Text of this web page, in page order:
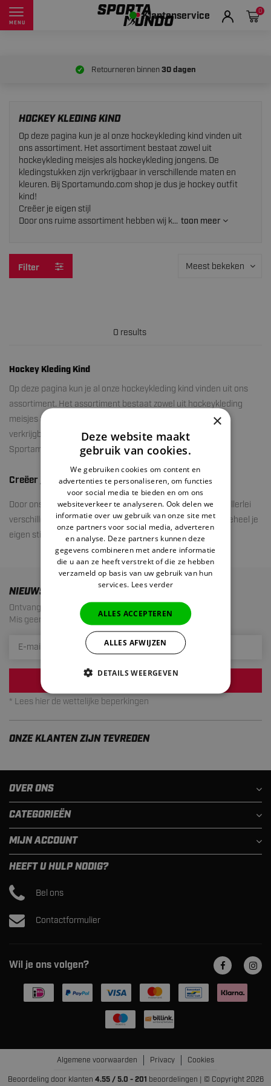
MENU Klantenservice 0
Retourneren binnen30 dagen
HOCKEY KLEDING KIND
Op deze pagina kun je al onze hockeykleding kind vinden uit
ons assortiment. Het assortiment bestaat zowel uit
hockeykleding meisjes als hockeykleding jongens. De
kledingstukken zijn verkrijgbaar in verschillende maten en
kleuren. Bij Sportamundo.com shop je dus je hockey outfit
kind!
Creëer je eigen stijl
Door ons ruime assortiment hebben wij k... toon meer
Filter Meest bekeken
0 results
Hockey Kleding Kind
Op deze pagina kun je al onze hockeykleding kind vinden uit ons
assortiment. Het assortiment bestaat zowel uit hockeykleding
meisjes als hockeykleding jongens. De kledingstukken zijn
verkrijgbaar in verschillende maten en kleuren. Bij
Sportamundo.com shop je dus je hockey outfit kind!
Creëer je eigen stijl
Door ons ruime assortiment hebben wij kledingstukken in allerlei
verschillende designs, maten en kleuren. Hierdoor kun je geheel je
eigen stijl bepalen en creëren.
NIEUWSBRIEF
Ontvang de laatste aanbiedingen en acties!
Mis geen enkele actie meer. Maximaal 1 mail per maand.
* Lees hier de wettelijke beperkingen
ONZE KLANTEN ZIJN TEVREDEN
OVER ONS
CATEGORIEËN
MIJN ACCOUNT
HEEFT U HULP NODIG?
Bel ons
Contactformulier
Wil je ons volgen?
Algemene voorwaarden Privacy Cookies
Beoordeling door klanten 4.55 / 5.0 - 201 beoordelingen | © Copyright 2026
×
Deze website maakt
gebruik van cookies.
We gebruiken cookies om content en
advertenties te personaliseren, om functies
voor social media te bieden en om ons
websiteverkeer te analyseren. Ook delen we
informatie over uw gebruik van onze site met
onze partners voor social media, adverteren
en analyse. Deze partners kunnen deze
gegevens combineren met andere informatie
die u aan ze heeft verstrekt of die ze hebben
verzameld op basis van uw gebruik van hun
services. Lees verder
ALLES ACCEPTEREN
ALLES AFWIJZEN
DETAILS WEERGEVEN